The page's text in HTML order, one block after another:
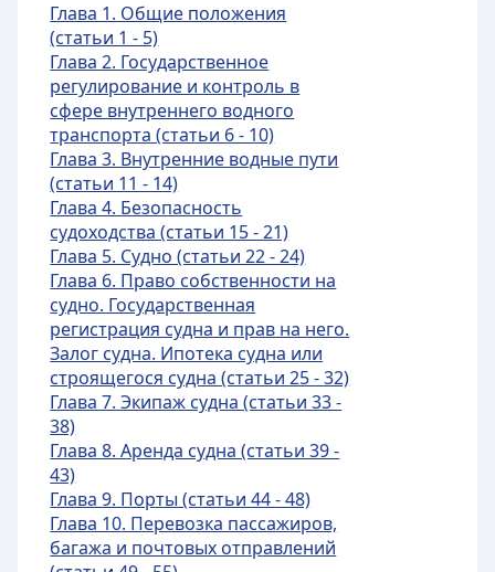
Глава 1. Общие положения
(статьи 1 - 5)
Глава 2. Государственное
регулирование и контроль в
сфере внутреннего водного
транспорта (статьи 6 - 10)
Глава 3. Внутренние водные пути
(статьи 11 - 14)
Глава 4. Безопасность
судоходства (статьи 15 - 21)
Глава 5. Судно (статьи 22 - 24)
Глава 6. Право собственности на
судно. Государственная
регистрация судна и прав на него.
Залог судна. Ипотека судна или
строящегося судна (статьи 25 - 32)
Глава 7. Экипаж судна (статьи 33 -
38)
Глава 8. Аренда судна (статьи 39 -
43)
Глава 9. Порты (статьи 44 - 48)
Глава 10. Перевозка пассажиров,
багажа и почтовых отправлений